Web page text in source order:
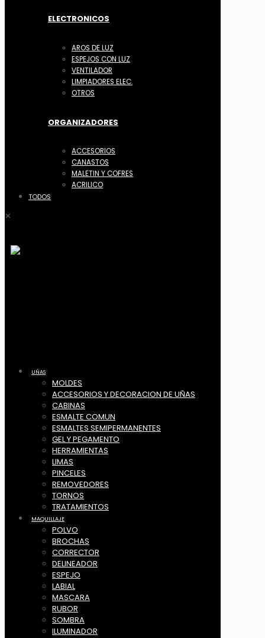
ELECTRONICOS
AROS DE LUZ
ESPEJOS CON LUZ
VENTILADOR
LIMPIADORES ELEC.
OTROS
ORGANIZADORES
ACCESORIOS
CANASTOS
MALETIN Y COFRES
ACRILICO
TODOS
✕
UÑAS
MOLDES
ACCESORIOS Y DECORACION DE UÑAS
CABINAS
ESMALTE COMUN
ESMALTES SEMIPERMANENTES
GEL Y PEGAMENTO
HERRAMIENTAS
LIMAS
PINCELES
REMOVEDORES
TORNOS
TRATAMIENTOS
MAQUILLAJE
POLVO
BROCHAS
CORRECTOR
DELINEADOR
ESPEJO
LABIAL
MASCARA
RUBOR
SOMBRA
ILUMINADOR